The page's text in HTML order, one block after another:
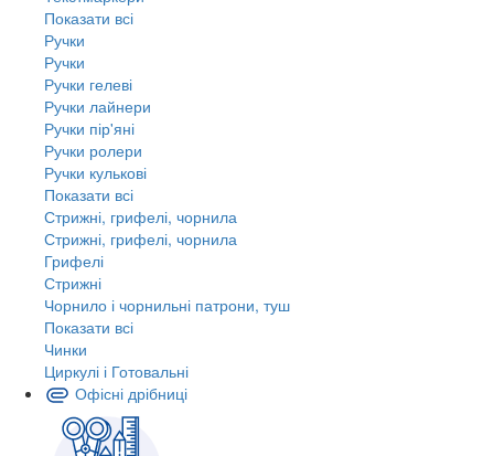
Показати всі
Ручки
Ручки
Ручки гелеві
Ручки лайнери
Ручки пір'яні
Ручки ролери
Ручки кулькові
Показати всі
Стрижні, грифелі, чорнила
Стрижні, грифелі, чорнила
Грифелі
Стрижні
Чорнило і чорнильні патрони, туш
Показати всі
Чинки
Циркулі і Готовальні
Офісні дрібниці